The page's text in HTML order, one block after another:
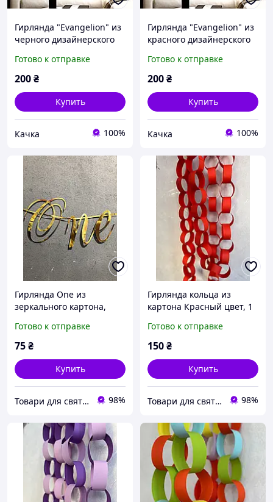
Гирлянда "Evangelion" из
черного дизайнерского
Готово к отправке
200₴
Купить
Качка 100%
Гирлянда "Evangelion" из
красного дизайнерского
Готово к отправке
200₴
Купить
Качка 100%
Гирлянда One из
зеркального картона,
Готово к отправке
75₴
Купить
Товари для свята, декору та пакування - інтернет магазин Аладдін 98%
Гирлянда кольца из
картона Красный цвет, 1
Готово к отправке
150₴
Купить
Товари для свята, декору та пакування - інтернет магазин Аладдін 98%